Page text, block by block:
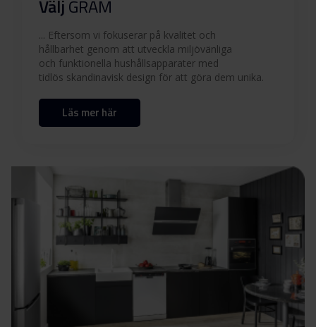
Användarmanual (NO)
Användarmanual (SV)
Produktbild OM 6640-90 RT/1
Ladda ner
Ladda ner alla (13) Ladda ner utvalda
VäljGRAM
... Eftersom vi fokuserar på kvalitet och
hållbarhet genom att utveckla miljövänliga
och funktionella hushållsapparater med
tidlös skandinavisk design för att göra dem unika.
Läs mer här